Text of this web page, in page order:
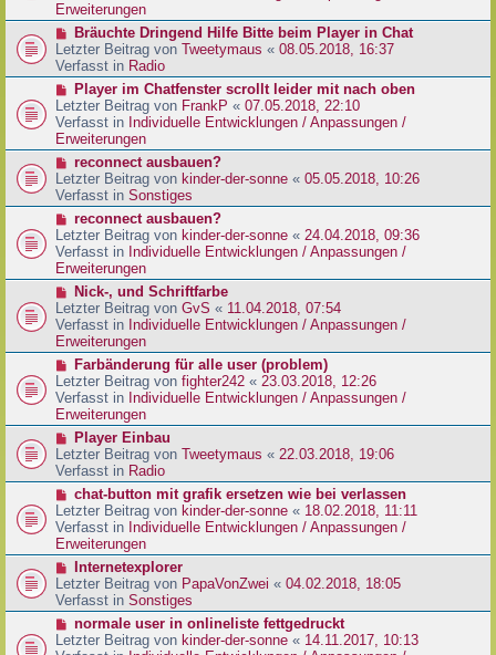
g
i
r
a
g
e
r
B
e
i
r
a
g
Erweiterungen
N
e
u
e
r
B
e
i
r
a
g
Bräuchte Dringend Hilfe Bitte beim Player in Chat
Letzter Beitrag von Tweetymaus « 08.05.2018, 16:37
Verfasst in Radio
N
e
u
e
r
B
e
i
r
a
g
Player im Chatfenster scrollt leider mit nach oben
Letzter Beitrag von FrankP « 07.05.2018, 22:10
Verfasst in Individuelle Entwicklungen / Anpassungen /
Erweiterungen
N
e
u
e
r
B
e
i
r
a
g
reconnect ausbauen?
Letzter Beitrag von kinder-der-sonne « 05.05.2018, 10:26
Verfasst in Sonstiges
N
e
u
e
r
B
e
i
t
a
g
reconnect ausbauen?
Letzter Beitrag von kinder-der-sonne « 24.04.2018, 09:36
Verfasst in Individuelle Entwicklungen / Anpassungen /
Erweiterungen
N
e
u
e
r
B
e
i
t
a
g
Nick-, und Schriftfarbe
Letzter Beitrag von GvS « 11.04.2018, 07:54
Verfasst in Individuelle Entwicklungen / Anpassungen /
Erweiterungen
N
e
u
e
r
B
e
i
r
a
g
Farbänderung für alle user (problem)
Letzter Beitrag von fighter242 « 23.03.2018, 12:26
Verfasst in Individuelle Entwicklungen / Anpassungen /
Erweiterungen
N
e
u
e
r
B
e
i
r
a
g
Player Einbau
Letzter Beitrag von Tweetymaus « 22.03.2018, 19:06
Verfasst in Radio
N
e
u
e
r
B
e
i
r
chat-button mit grafik ersetzen wie bei verlassen
Letzter Beitrag von kinder-der-sonne « 18.02.2018, 11:11
Verfasst in Individuelle Entwicklungen / Anpassungen /
Erweiterungen
N
e
u
e
r
B
Internetexplorer
Letzter Beitrag von PapaVonZwei « 04.02.2018, 18:05
Verfasst in Sonstiges
N
e
normale user in onlineliste fettgedruckt
Letzter Beitrag von kinder-der-sonne « 14.11.2017, 10:13